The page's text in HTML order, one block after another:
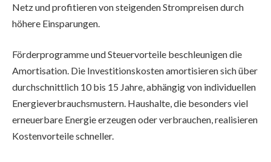
Netz und profitieren von steigenden Strompreisen durch
höhere Einsparungen.
Förderprogramme und Steuervorteile beschleunigen die
Amortisation. Die Investitionskosten amortisieren sich über
durchschnittlich 10 bis 15 Jahre, abhängig von individuellen
Energieverbrauchsmustern. Haushalte, die besonders viel
erneuerbare Energie erzeugen oder verbrauchen, realisieren
Kostenvorteile schneller.